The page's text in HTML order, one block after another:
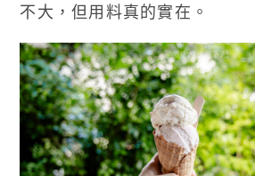
不大，但用料真的實在。